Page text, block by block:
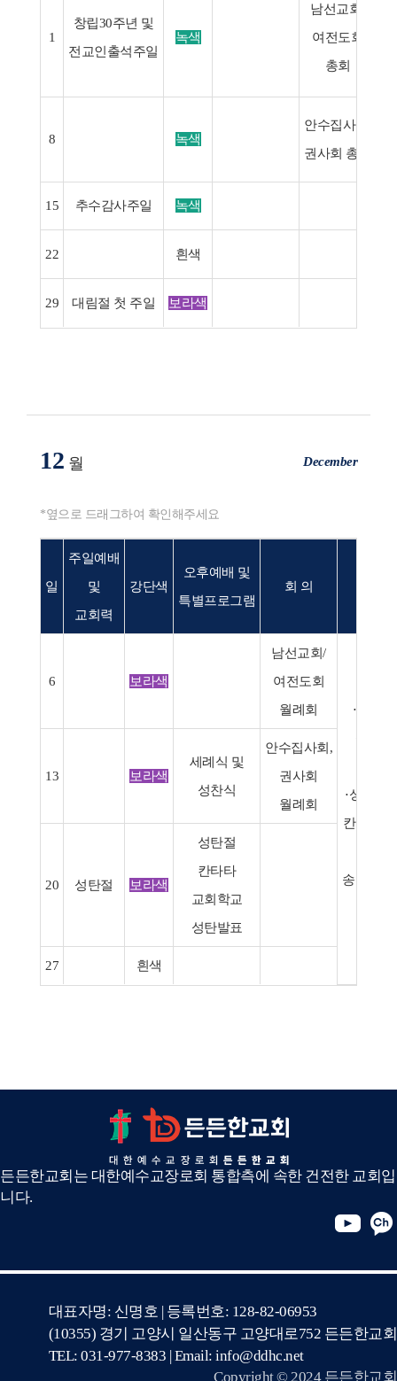
1
창립30주년 및
전교인출석주일
녹색
남선교회/
여전도회
총회
8 녹색
안수집사회,
권사회 총회
15 추수감사주일 녹색
22 흰색
29 대림절 첫 주일 보라색
12 월 December
*옆으로 드래그하여 확인해주세요
일
주일예배
및
교회력
강단색
오후예배 및
특별프로그램
회 의
6 보라색
남선교회/
여전도회
월례회
⋅교회
⋅성탄예
칸타타
송구영신
13 보라색
세례식 및
성찬식
안수집사회,
권사회
월례회
20 성탄절 보라색
성탄절
칸타타
교회학교
성탄발표
27 흰색
든든한교회는 대한예수교장로회 통합측에 속한 건전한 교회입
니다.
대표자명: 신명호 | 등록번호: 128-82-06953
(10355) 경기 고양시 일산동구 고양대로752 든든한교회
TEL: 031-977-8383 | Email: info@ddhc.net
Copyright © 2024 든든한교회